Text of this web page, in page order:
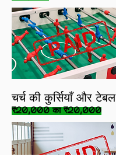
चर्च की कुर्सियाँ और टेबल
₹20,000 का ₹20,000